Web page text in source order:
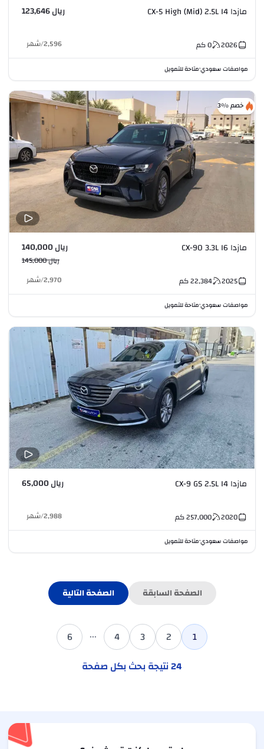
مازدا CX-5 High (Mid) 2.5L I4 ريال 123,646
2026
0كم 2,596
/شهر
مواصفات سعودي•متاحة للتمويل
خصم %3
مازدا CX-90 3.3L I6 ريال 140,000
ريال 145,000
2025
22,384كم 2,970
/شهر
مواصفات سعودي•متاحة للتمويل
مازدا CX-9 GS 2.5L I4 ريال 65,000
2020
257,000كم 2,988
/شهر
مواصفات سعودي•متاحة للتمويل
الصفحة السابقة الصفحة التالية
1
2
3
4
...
6
24نتيجة بحث بكل صفحة